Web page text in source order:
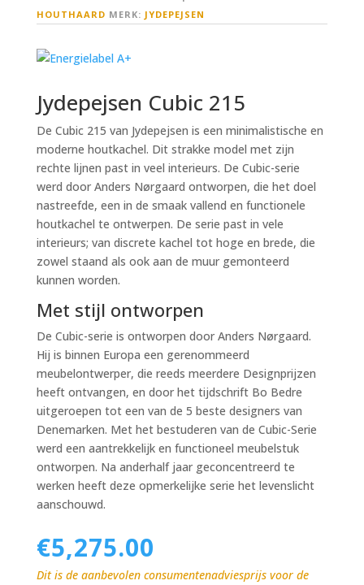
HOUTHAARD MERK: JYDEPEJSEN
Jydepejsen Cubic 215
De Cubic 215 van Jydepejsen is een minimalistische en
moderne houtkachel. Dit strakke model met zijn
rechte lijnen past in veel interieurs. De Cubic-serie
werd door Anders Nørgaard ontworpen, die het doel
nastreefde, een in de smaak vallend en functionele
houtkachel te ontwerpen. De serie past in vele
interieurs; van discrete kachel tot hoge en brede, die
zowel staand als ook aan de muur gemonteerd
kunnen worden.
Met stijl ontworpen
De Cubic-serie is ontworpen door Anders Nørgaard.
Hij is binnen Europa een gerenommeerd
meubelontwerper, die reeds meerdere Designprijzen
heeft ontvangen, en door het tijdschrift Bo Bedre
uitgeroepen tot een van de 5 beste designers van
Denemarken. Met het bestuderen van de Cubic-Serie
werd een aantrekkelijk en functioneel meubelstuk
ontworpen. Na anderhalf jaar geconcentreerd te
werken heeft deze opmerkelijke serie het levenslicht
aanschouwd.
€5,275.00
Dit is de aanbevolen consumentenadviesprijs voor de